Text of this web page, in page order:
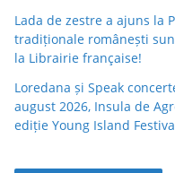
Lada de zestre a ajuns la
tradiționale românești
la Librairie française!
Loredana și Speak
august 2026, Insula de
ediție Young Island